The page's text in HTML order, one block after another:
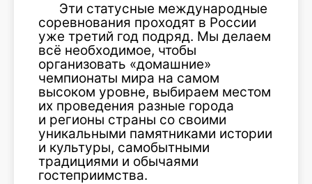
Эти статусные международные
соревнования проходят в России
уже третий год подряд. Мы делаем
всё необходимое, чтобы
организовать «домашние»
чемпионаты мира на самом
высоком уровне, выбираем местом
их проведения разные города
и регионы страны со своими
уникальными памятниками истории
и культуры, самобытными
традициями и обычаями
гостеприимства.